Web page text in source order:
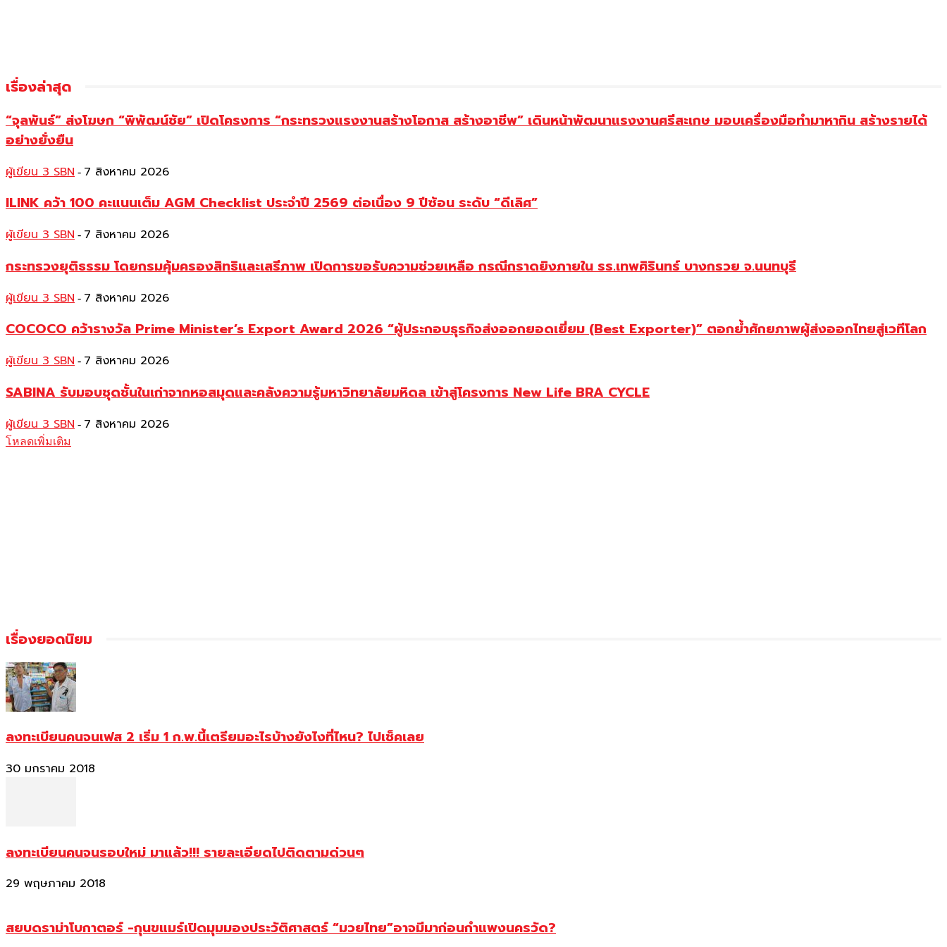
เรื่องล่าสุด
“จุลพันธ์” ส่งโฆษก “พิพัฒน์ชัย” เปิดโครงการ “กระทรวงแรงงานสร้างโอกาส สร้างอาชีพ” เดินหน้าพัฒนาแรงงานศรีสะเกษ มอบเครื่องมือทำมาหากิน สร้างรายได้
อย่างยั่งยืน
ผู้เขียน 3 SBN - 7 สิงหาคม 2026
ILINK คว้า 100 คะแนนเต็ม AGM Checklist ประจำปี 2569 ต่อเนื่อง 9 ปีซ้อน ระดับ “ดีเลิศ”
ผู้เขียน 3 SBN - 7 สิงหาคม 2026
กระทรวงยุติธรรม โดยกรมคุ้มครองสิทธิและเสรีภาพ เปิดการขอรับความช่วยเหลือ กรณีกราดยิงภายใน รร.เทพศิรินทร์ บางกรวย จ.นนทบุรี
ผู้เขียน 3 SBN - 7 สิงหาคม 2026
COCOCO คว้ารางวัล Prime Minister’s Export Award 2026 “ผู้ประกอบธุรกิจส่งออกยอดเยี่ยม (Best Exporter)” ตอกย้ำศักยภาพผู้ส่งออกไทยสู่เวทีโลก
ผู้เขียน 3 SBN - 7 สิงหาคม 2026
SABINA รับมอบชุดชั้นในเก่าจากหอสมุดและคลังความรู้มหาวิทยาลัยมหิดล เข้าสู่โครงการ New Life BRA CYCLE
ผู้เขียน 3 SBN - 7 สิงหาคม 2026
โหลดเพิ่มเติม
เรื่องยอดนิยม
ลงทะเบียนคนจนเฟส 2 เริ่ม 1 ก.พ.นี้เตรียมอะไรบ้างยังไงที่ไหน? ไปเช็คเลย
30 มกราคม 2018
ลงทะเบียนคนจนรอบใหม่ มาแล้ว!!! รายละเอียดไปติดตามด่วนๆ
29 พฤษภาคม 2018
สยบดราม่าโบกาตอร์ -กุนขแมร์เปิดมุมมองประวัติศาสตร์ “มวยไทย”อาจมีมาก่อนกำแพงนครวัด?